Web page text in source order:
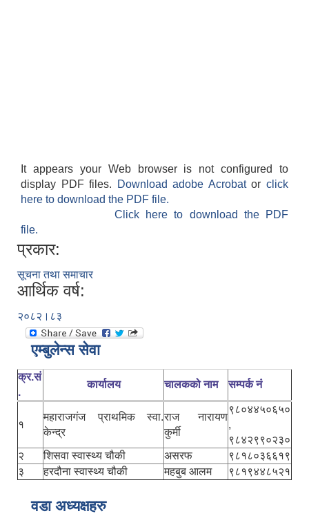
It appears your Web browser is not configured to
display PDF files.
Download adobe Acrobatorclick
here to download the PDF file.
Click here to download the PDF
file.
प्रकार:
सूचना तथा समाचार
आर्थिक वर्ष:
२०८२।८३
एम्बुलेन्स सेवा
क्र.सं
.
कार्यालय चालकको नाम सम्पर्क नं
१
महाराजगंज प्राथमिक स्वा.
केन्द्र
राज नारायण
कुर्मी
९८०४४५०६५०
,
९८४२९९०२३०
२
शिसवा स्वास्थ्य चौकी असरफ
९८१८०३६६१९
३
हरदौना स्वास्थ्य चौकी महबुब आलम ९८१९४४८५२१
वडा अध्यक्षहरु